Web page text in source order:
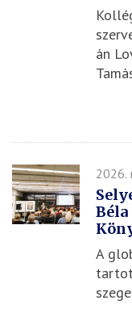
án
2026.
Béla
A